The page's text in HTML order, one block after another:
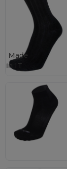
Made
in
IT